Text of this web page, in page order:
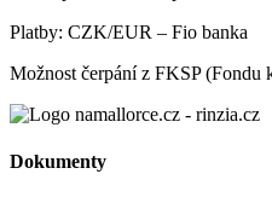
Platby: CZK/EUR – Fio banka
Možnost čerpání z FKSP(Fondu
Dokumenty